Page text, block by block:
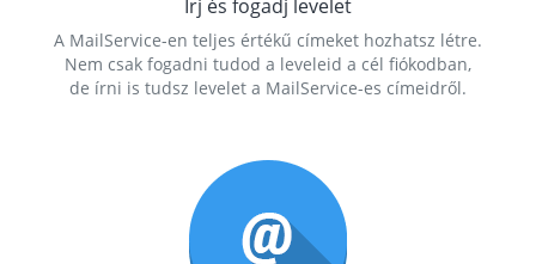
Írj és fogadj levelet
A MailService-en teljes értékű címeket hozhatsz létre.
Nem csak fogadni tudod a leveleid a cél fiókodban,
de írni is tudsz levelet a MailService-es címeidről.